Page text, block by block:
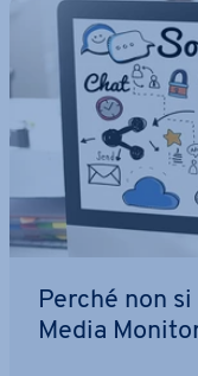
Perché non
Media